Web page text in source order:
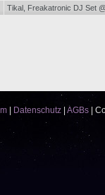
Tikal, Freakatronic DJ Set
Datenschutz AGBs